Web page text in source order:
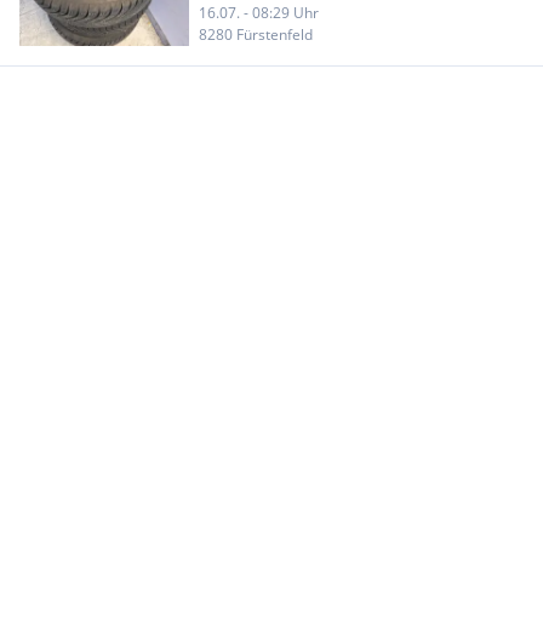
16.07. - 08:29 Uhr
8280 Fürstenfeld